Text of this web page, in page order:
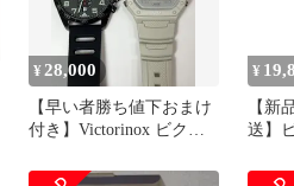
¥ 28,000
【早い者勝ち値下おまけ
付き】Victorinox ビクト
¥
【新
送】